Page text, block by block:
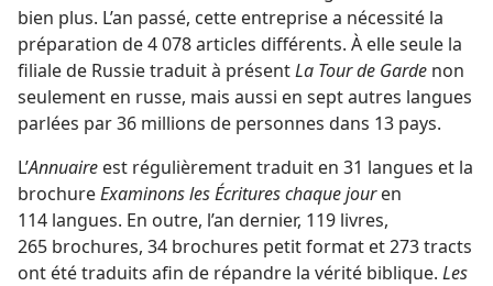
bien plus. L’an passé, cette entreprise a nécessité la
préparation de 4 078 articles différents. À elle seule la
filiale de Russie traduit à présentLa Tour de Garde non
seulement en russe, mais aussi en sept autres langues
parlées par 36 millions de personnes dans 13 pays.
L’Annuaire est régulièrement traduit en 31 langues et la
brochureExaminons les Écritures chaque jouren
114 langues. En outre, l’an dernier, 119 livres,
265 brochures, 34 brochures petit format et 273 tracts
ont été traduits afin de répandre la vérité biblique. Les